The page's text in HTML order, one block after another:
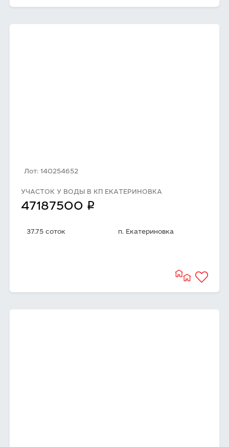
Лот: 140254652
УЧАСТОК У ВОДЫ В КП ЕКАТЕРИНОВКА
47187500 q
37.75 соток п. Екатериновка